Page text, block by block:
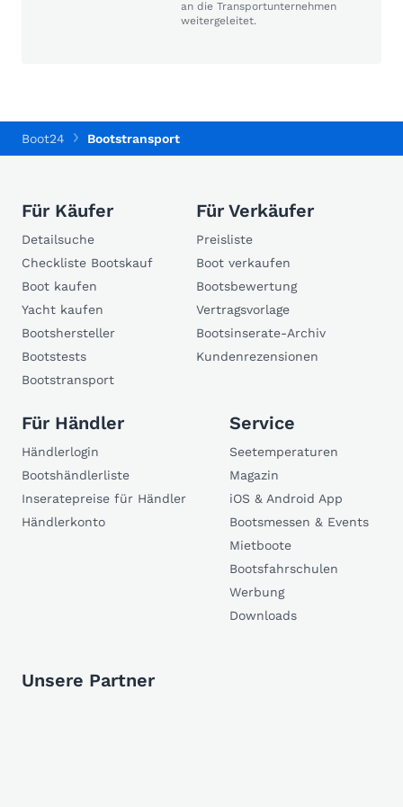
an die Transportunternehmen
weitergeleitet.
Boot24 Bootstransport
Für Käufer
Detailsuche
Checkliste Bootskauf
Boot kaufen
Yacht kaufen
Bootshersteller
Bootstests
Bootstransport
Für Verkäufer
Preisliste
Boot verkaufen
Bootsbewertung
Vertragsvorlage
Bootsinserate-Archiv
Kundenrezensionen
Für Händler
Händlerlogin
Bootshändlerliste
Inseratepreise für Händler
Händlerkonto
Service
Seetemperaturen
Magazin
iOS & Android App
Bootsmessen & Events
Mietboote
Bootsfahrschulen
Werbung
Downloads
Unsere Partner